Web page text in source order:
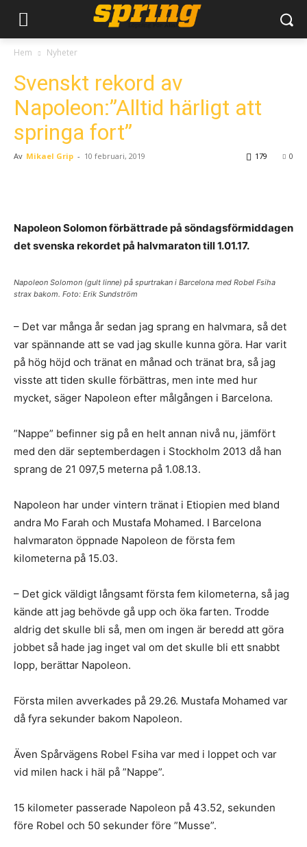
Hem Nyheter
Svenskt rekord av
Napoleon:”Alltid härligt att
springa fort”
Av Mikael Grip - 10 februari, 2019 0
179
Napoleon Solomon förbättrade på söndagsförmiddagen
det svenska rekordet på halvmaraton till 1.01.17.
Napoleon Solomon (gult linne) på spurtrakan i Barcelona med Robel Fsiha
strax bakom. Foto: Erik Sundström
– Det var många år sedan jag sprang en halvmara, så det
var spännande att se vad jag skulle kunna göra. Har varit
på hög höjd och tränat en månad och tränat bra, så jag
visste att tiden skulle förbättras, men inte med hur
mycket, säger Napoleon efter målgången i Barcelona.
”Nappe” befinner sig på en helt annan nivå nu, jämfört
med den där septemberdagen i Stockholm 2013 då han
sprang de 21 097,5 meterna på 1.08.13.
Napoleon har under vintern tränat i Etiopien med bland
andra Mo Farah och Mustafa Mohamed. I Barcelona
halvmaraton öppnade Napoleon de första fem
kilometerna på 15.03.
– Det gick väldigt långsamt första fem kilometerna, så jag
kände att jag behövde gå upp och öka farten. Trodde
aldrig det skulle bli så, men om ingen är beredd att göra
jobbet så hade jag inget val om det skulle bli ett snabbt
lopp, berättar Napoleon.
Första milen avverkades på 29.26. Mustafa Mohamed var
då fyra sekunder bakom Napoleon.
Även Spårvägens Robel Fsiha var med i loppet och var
vid milen hack i häl på ”Nappe”.
15 kilometer passerade Napoleon på 43.52, sekunden
före Robel och 50 sekunder före ”Musse”.